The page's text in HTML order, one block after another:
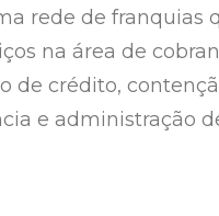
rede de franquias
na área de
de crédito,
e administração